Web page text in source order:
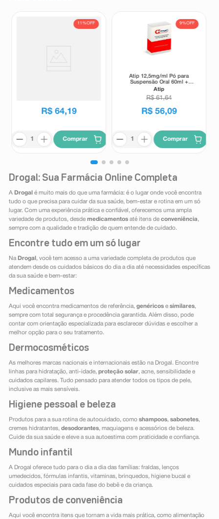
11%OFF
R$ 64,19
Comprar
9%OFF
Atip 12,5mg/ml Pó para
Suspensão Oral 60ml +
Seringa Dosadora
Atip
R$ 61,64
R$ 56,09
Comprar
Drogal: Sua Farmácia Online Completa
A Drogal é muito mais do que uma farmácia: é o lugar onde você encontra
tudo o que precisa para cuidar da sua saúde, bem-estar e rotina em um só
lugar. Com uma experiência prática e confiável, oferecemos uma ampla
variedade de produtos, desde medicamentosaté itens de conveniência,
sempre com a qualidade e tradição de quem entende de cuidado.
Encontre tudo em um só lugar
Na Drogal , você tem acesso a uma variedade completa de produtos que
atendem desde os cuidados básicos do dia a dia até necessidades específicas
da sua saúde e bem-estar:
Medicamentos
Aqui você encontra medicamentos de referência, genéricose similares,
sempre com total segurança e procedência garantida. Além disso, pode
contar com orientação especializada para esclarecer dúvidas e escolher a
melhor opção para o seu tratamento.
Dermocosméticos
As melhores marcas nacionais e internacionais estão na Drogal. Encontre
linhas para hidratação, anti-idade, proteção solar, acne, sensibilidade e
cuidados capilares. Tudo pensado para atender todos os tipos de pele,
inclusive as mais sensíveis.
Higiene pessoal e beleza
Produtos para a sua rotina de autocuidado, como shampoos, sabonetes,
cremes hidratantes, desodorantes, maquiagens e acessórios de beleza.
Cuide da sua saúde e eleve a sua autoestima com praticidade e confiança.
Mundo infantil
A Drogal oferece tudo para o dia a dia das famílias: fraldas, lenços
umedecidos, fórmulas infantis, vitaminas, brinquedos, higiene bucal e
cuidados especiais para cada fase do bebê e da criança.
Produtos de conveniência
Aqui você encontra itens que tornam a vida mais prática, como alimentação